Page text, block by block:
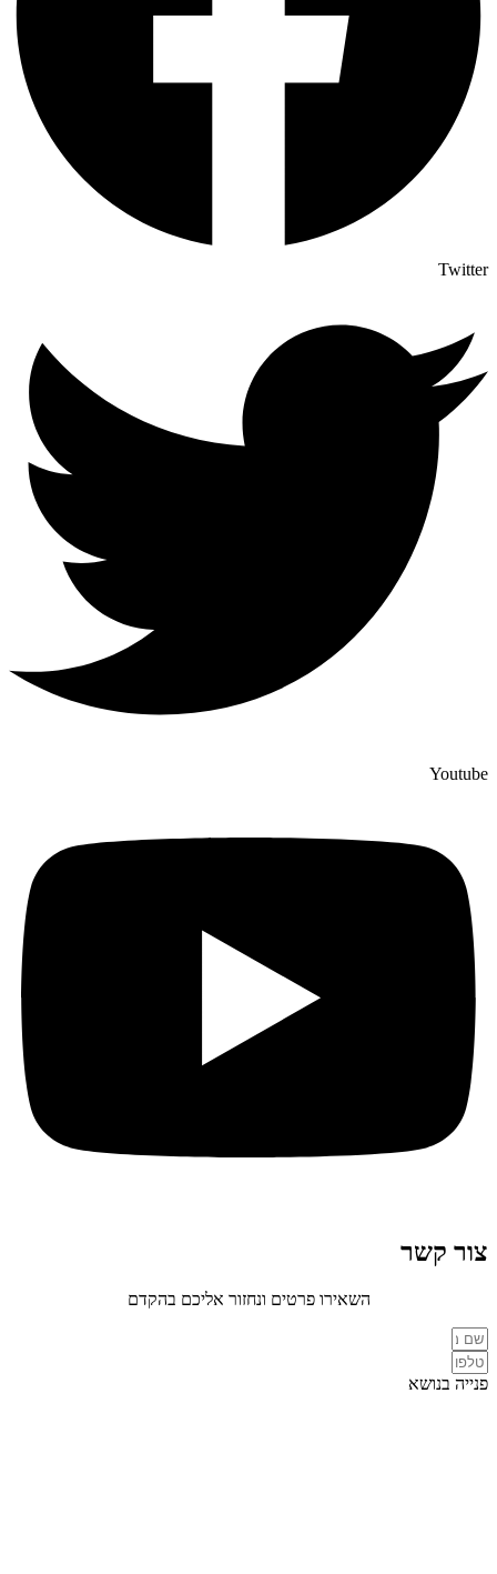
Twitter
Youtube
צור קשר
השאירו פרטים ונחזור אליכם בהקדם
פנייה בנושא